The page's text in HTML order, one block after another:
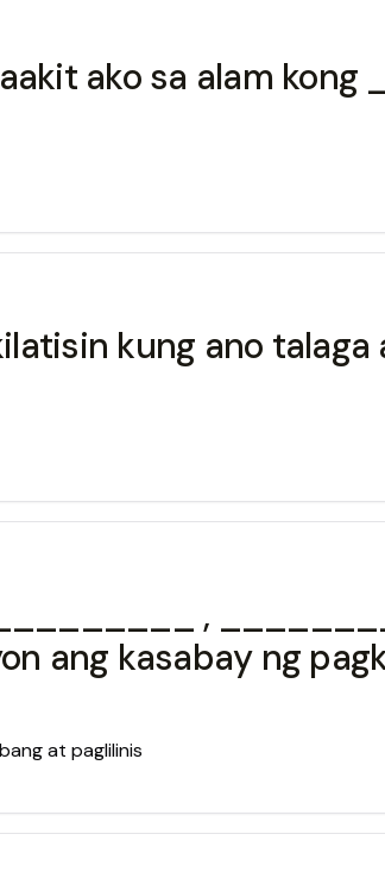
ako sa alam
kung ano
,
ang kasabay ng
at paglilinis